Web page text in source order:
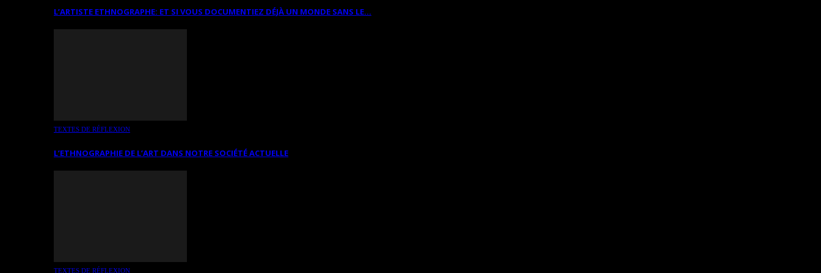
L’ARTISTE ETHNOGRAPHE: ET SI VOUS DOCUMENTIEZ DÉJÀ UN MONDE SANS LE…
TEXTES DE RÉFLEXION
L’ETHNOGRAPHIE DE L’ART DANS NOTRE SOCIÉTÉ ACTUELLE
TEXTES DE RÉFLEXION